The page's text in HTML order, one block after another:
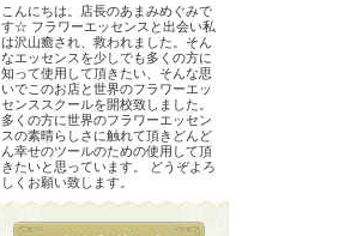
こんにちは。店長のあまみめぐみで
す☆ フラワーエッセンスと出会い私
は沢山癒され、救われました。そん
なエッセンスを少しでも多くの方に
知って使用して頂きたい、そんな思
いでこのお店と世界のフラワーエッ
センススクールを開校致しました。
多くの方に世界のフラワーエッセン
スの素晴らしさに触れて頂きどんど
ん幸せのツールのための使用して頂
きたいと思っています。 どうぞよろ
しくお願い致します。